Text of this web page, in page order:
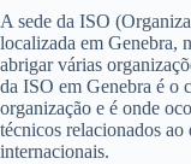
A sede da ISO
localizada em Genebra,
abrigar várias
da ISO em Genebra é o
organização e é onde
técnicos relacionados
internacionais.